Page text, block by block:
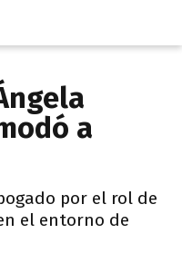
a
por el rol de
el entorno de